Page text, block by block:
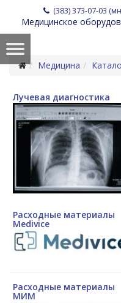
(383) 373-07-03
Медицинское
Медицина
Лучевая диагностика
Расходные материалы
Medivice
Расходные материалы
МИМ